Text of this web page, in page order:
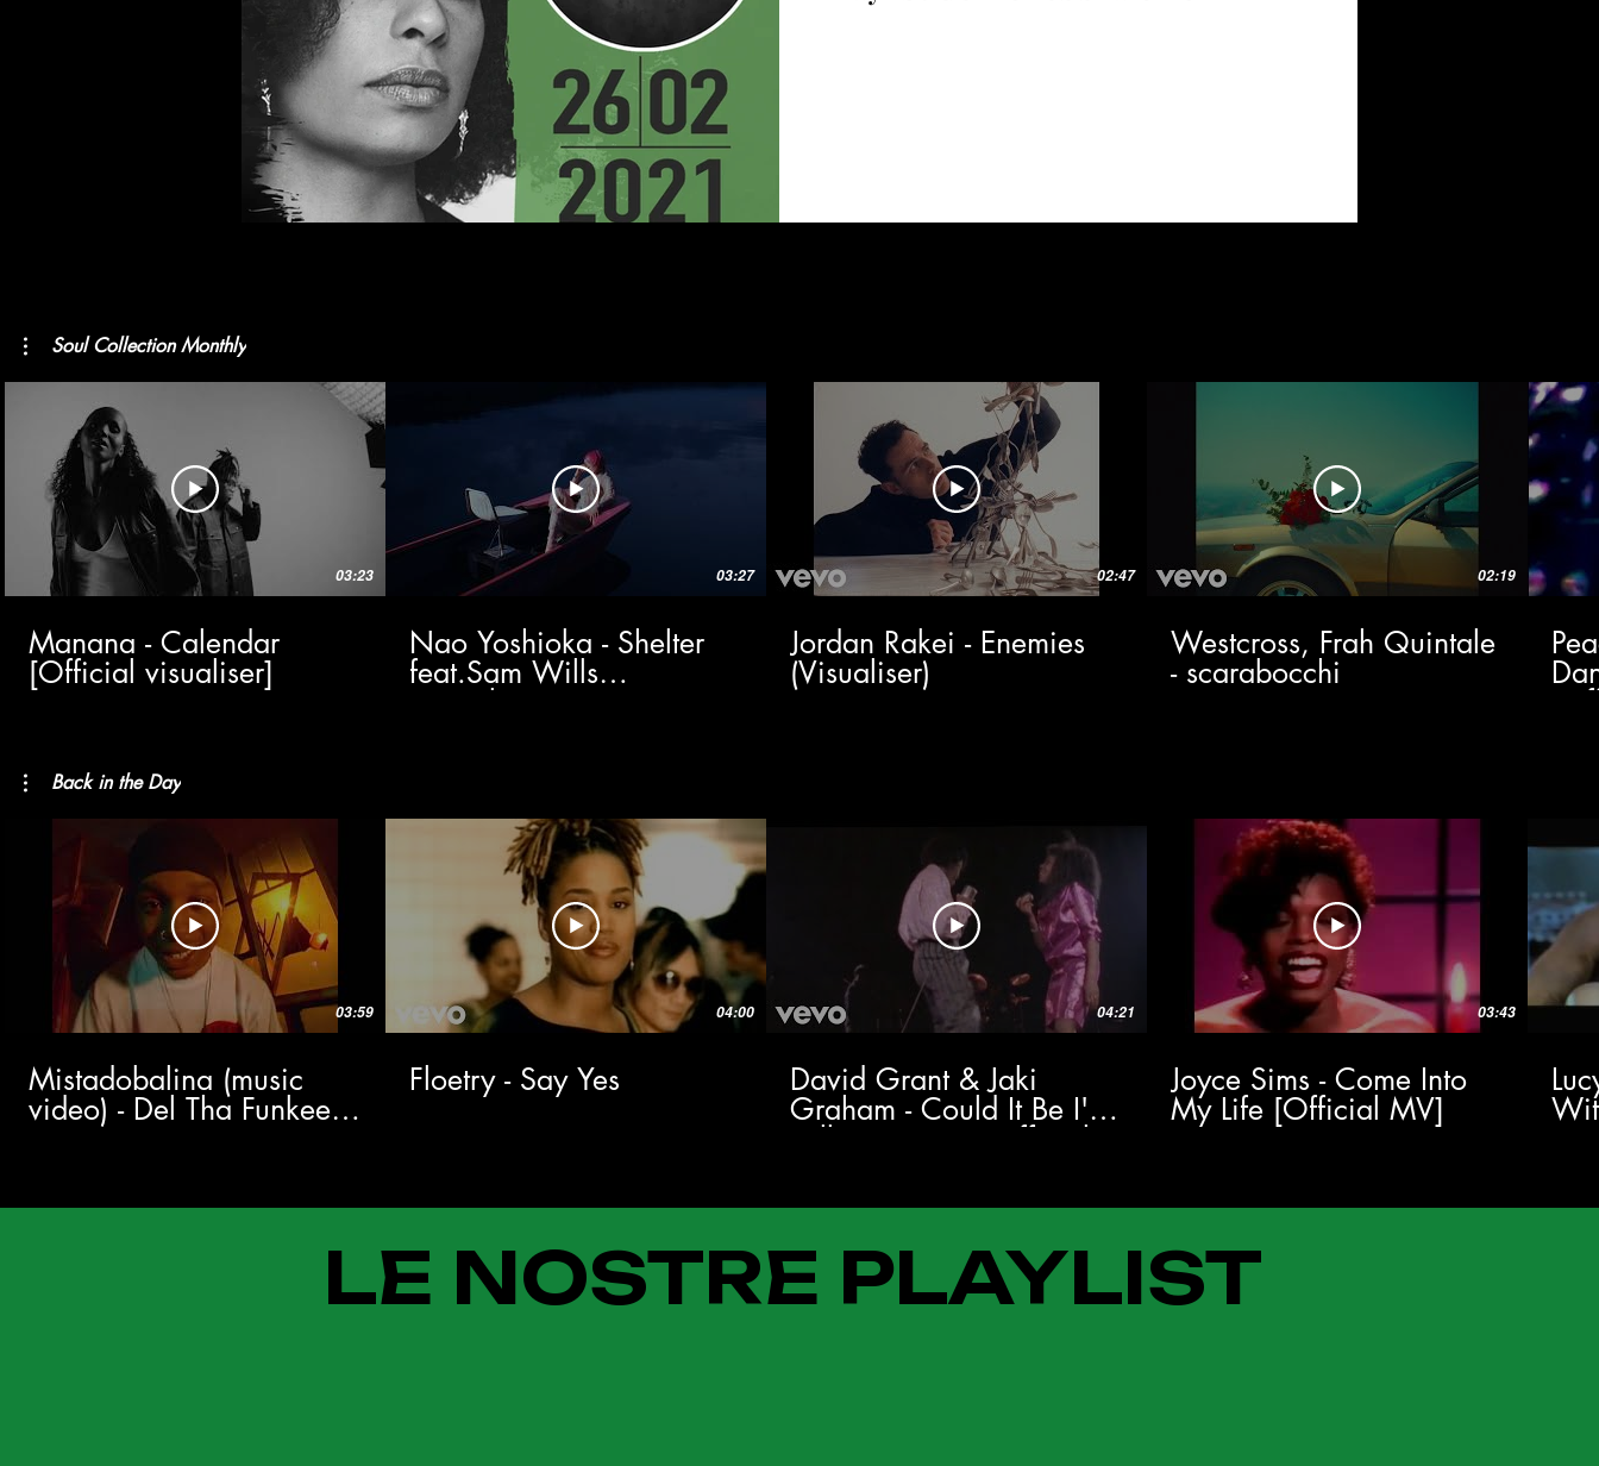
Soul Collection Monthly
03:23
Manana - Calendar
[Official visualiser]
03:27
Nao Yoshioka - Shelter
feat.Sam Wills
(Visualizer)
02:47
Jordan Rakei - Enemies
(Visualiser)
02:19
Westcross, Frah Quintale
- scarabocchi
Back in the Day
03:59
Mistadobalina (music
video) - Del Tha Funkee
Homosapien
04:00
Floetry - Say Yes
04:21
David Grant & Jaki
Graham - Could It Be I'm
Falling In Love (Official
03:43
Joyce Sims - Come Into
My Life [Official MV]
LE NOSTRE PLAYLIST